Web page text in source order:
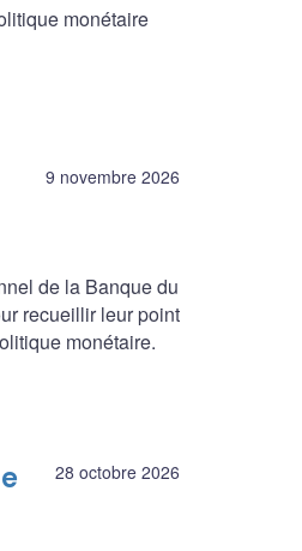
monétaire
9 novembre 2026
de la Banque du
recueillir leur point
monétaire.
28 octobre 2026